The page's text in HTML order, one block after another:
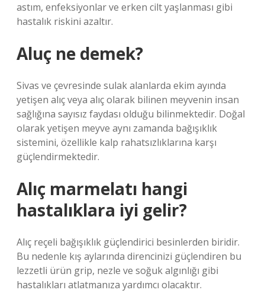
astım, enfeksiyonlar ve erken cilt yaşlanması gibi
hastalık riskini azaltır.
Aluç ne demek?
Sivas ve çevresinde sulak alanlarda ekim ayında
yetişen alıç veya alıç olarak bilinen meyvenin insan
sağlığına sayısız faydası olduğu bilinmektedir. Doğal
olarak yetişen meyve aynı zamanda bağışıklık
sistemini, özellikle kalp rahatsızlıklarına karşı
güçlendirmektedir.
Alıç marmelatı hangi
hastalıklara iyi gelir?
Alıç reçeli bağışıklık güçlendirici besinlerden biridir.
Bu nedenle kış aylarında direncinizi güçlendiren bu
lezzetli ürün grip, nezle ve soğuk algınlığı gibi
hastalıkları atlatmanıza yardımcı olacaktır.